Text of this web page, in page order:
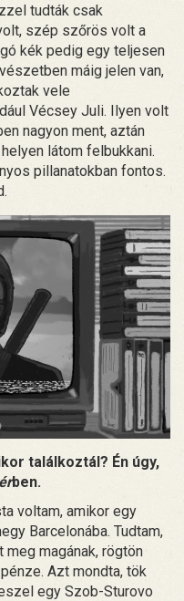
tudták csak
szép szőrös volt a
kék pedig egy teljesen
máig jelen van,
vele
Vécsey Juli. Ilyen volt
nagyon ment, aztán
látom felbukkani.
pillanatokban fontos.
találkoztál? Én úgy,
ben.
voltam, amikor egy
Barcelonába. Tudtam,
magának, rögtön
Azt mondta, tök
egy Szob-Sturovo